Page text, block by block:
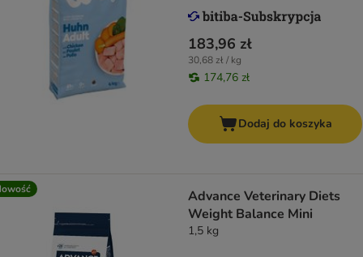
183,96 zł
30,68 zł / kg
174,76 zł
Dodaj do koszyka
Advance Veterinary Diets
Weight Balance Mini
1,5 kg